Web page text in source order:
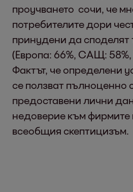
проучването сочи, че
потребителите дори
принудени да споделят
(Европа: 66%, САЩ: 58%,
Фактът, че определени
се ползват пълноценно
предоставени лични
недоверие към фирмите
всеобщия скептицизъм.